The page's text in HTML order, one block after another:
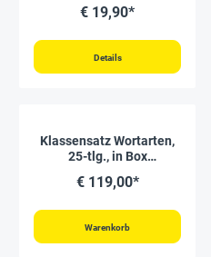
€ 19,90*
Details
Klassensatz Wortarten,
25-tlg., in Box
€ 119,00*
Warenkorb